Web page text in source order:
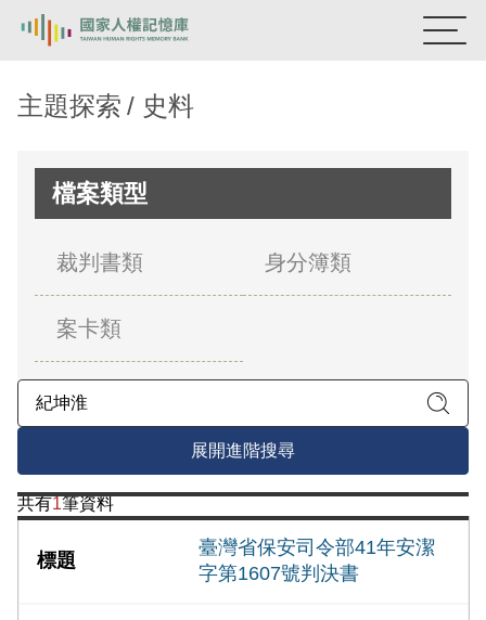
新生訓導處
關於我們
意見信箱
主題探索 史料
檔案類型
裁判書類 身分簿類
案卡類
展開進階搜尋
共有1筆資料
臺灣省保安司令部41年安潔
字第1607號判決書